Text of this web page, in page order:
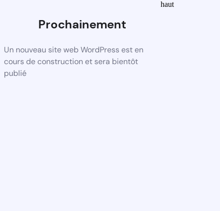
Prochainement
Un nouveau site web WordPress est en
cours de construction et sera bientôt
publié
haut